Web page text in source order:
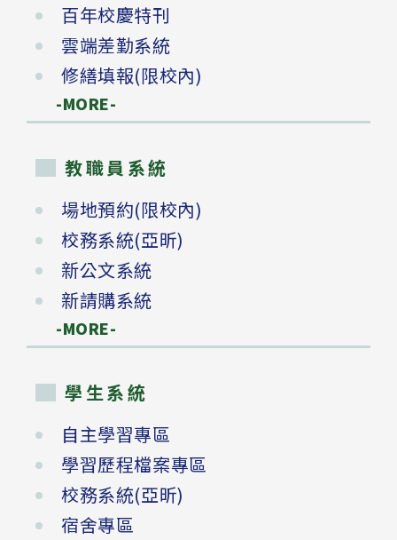
百年校慶特刊
雲端差勤系統
修繕填報(限校內)
-MORE-
教職員系統
場地預約(限校內)
校務系統(亞昕)
新公文系統
新請購系統
-MORE-
學生系統
自主學習專區
學習歷程檔案專區
校務系統(亞昕)
宿舍專區